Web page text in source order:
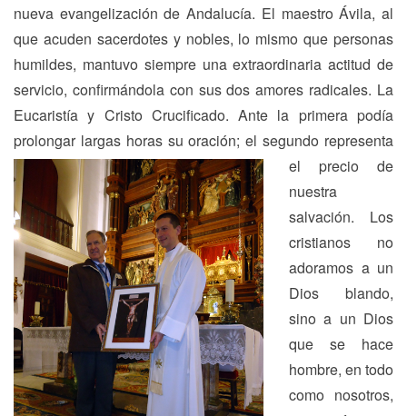
nueva evangelización de Andalucía. El maestro Ávila, al
que acuden sacerdotes y nobles, lo mismo que personas
humildes, mantuvo siempre una extraordinaria actitud de
servicio, confirmándola con sus dos amores radicales. La
Eucaristía y Cristo Crucificado. Ante la primera podía
prolongar largas horas su oración; el segundo representa
el precio de
nuestra
salvación. Los
cristianos no
adoramos a un
Dios blando,
sino a un Dios
que se hace
hombre, en todo
como nosotros,